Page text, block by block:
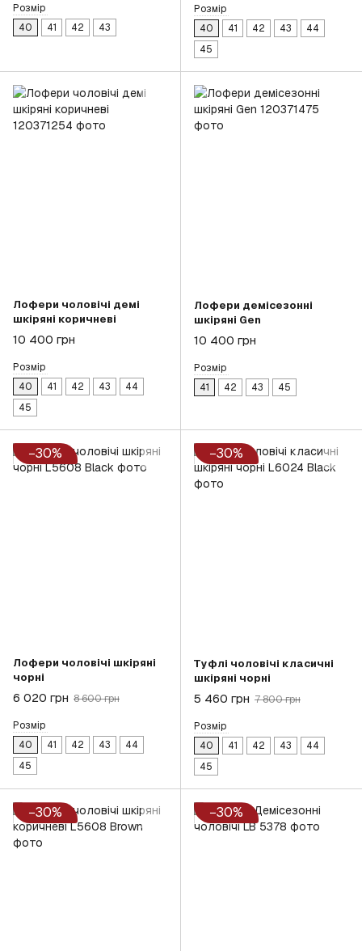
Розмір
40
41 42 43
Розмір
40
41 42 43
44
45
Лофери чоловічі демі
шкіряні коричневі
10 400 грн
Розмір
40
41 42 43
44
45
Лофери демісезонні
шкіряні Gen
10 400 грн
Розмір
41
42 43 45
−30%
Лофери чоловічі шкіряні
чорні
6 020 грн 8 600 грн
Розмір
40
41 42 43
44
45
−30%
Туфлі чоловічі класичні
шкіряні чорні
5 460 грн 7 800 грн
Розмір
40
41 42 43
44
45
−30% −30%